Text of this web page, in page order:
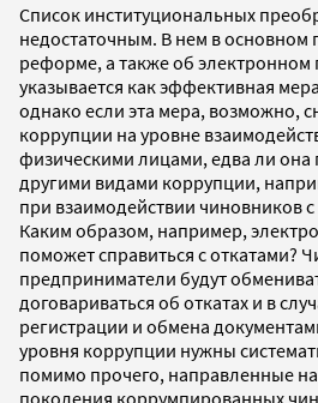
Список институциональных
недостаточным. В нем в основном
реформе, а также об электронном
указывается как эффективная
однако если эта мера, возможно,
коррупции на уровне
физическими лицами, едва ли она
другими видами коррупции,
при взаимодействии чиновников
Каким образом, например,
поможет справиться с откатами?
предприниматели будут
договариваться об откатах и в
регистрации и обмена
уровня коррупции нужны
помимо прочего, направленные
поколения коррумпированных